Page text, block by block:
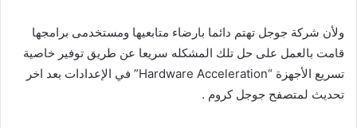
ولأن شركة جوجل تهتم دائما بارضاء متابعيها ومستخدمى برامجها
قامت بالعمل على حل تلك المشكله سريعا عن طريق توفير خاصية
تسريع الأجهزة “Hardware Acceleration” في الإعدادات بعد اخر
تحديث لمتصفح جوجل كروم .